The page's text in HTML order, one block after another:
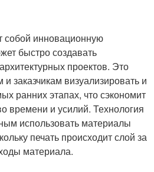
собой инновационную
быстро создавать
проектов. Это
и заказчикам визуализировать и
ранних этапах, что сэкономит
времени и усилий. Технология
использовать материалы
печать происходит слой за
материала.